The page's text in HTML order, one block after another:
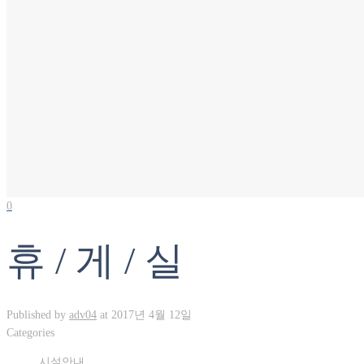
0
휴 / 게 / 실
Published by adv04 at 2017년 4월 12일
Categories